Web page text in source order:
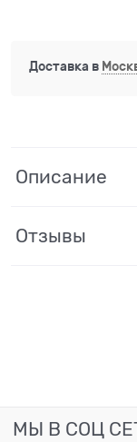
Доставка в
Описание
Отзывы
МЫ В СОЦ